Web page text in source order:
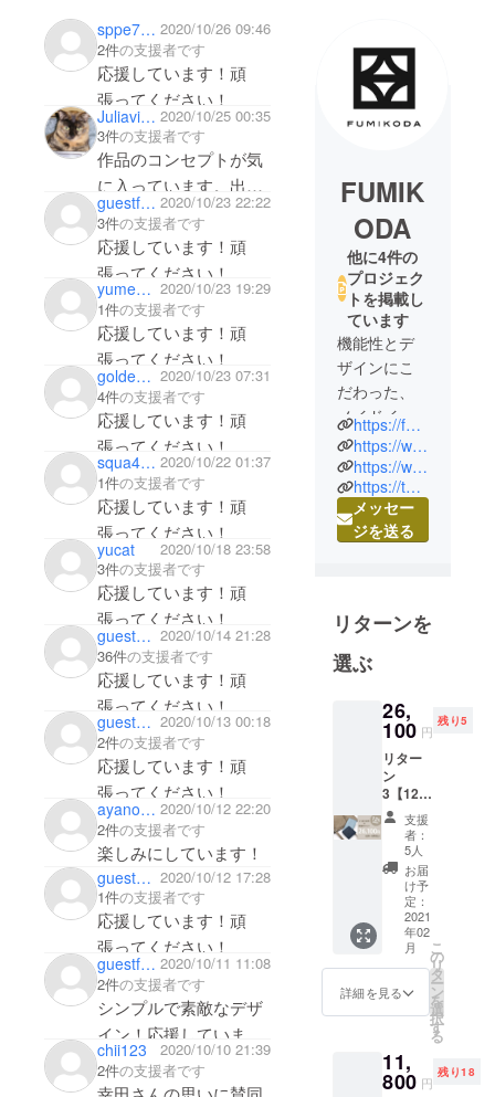
sppe7769 2020/10/26 09:46
2件の支援者です
応援しています！頑
張ってください！
Juliavi2008 2020/10/25 00:35
3件の支援者です
作品のコンセプトが気
に入っています。出来
上がりを楽しみにして
います。
guestf6d0e1a09d 2020/10/23 22:22
3件の支援者です
応援しています！頑
張ってください！
yumemiya7ryu 2020/10/23 19:29
1件の支援者です
応援しています！頑
張ってください！
goldenmayu 2020/10/23 07:31
4件の支援者です
応援しています！頑
張ってください！
squa4423 2020/10/22 01:37
1件の支援者です
応援しています！頑
張ってください！
yucat
2020/10/18 23:58
3件の支援者です
応援しています！頑
張ってください！
guest21ea6bcb00d4 2020/10/14 21:28
36件の支援者です
応援しています！頑
張ってください！
guestbd5c47eb9044 2020/10/13 00:18
2件の支援者です
応援しています！頑
張ってください！
ayanopisces 2020/10/12 22:20
2件の支援者です
楽しみにしています！
guest451d31b91334 2020/10/12 17:28
1件の支援者です
応援しています！頑
張ってください！
guestf97e0be51ff4 2020/10/11 11:08
2件の支援者です
シンプルで素敵なデザ
イン！応援しています
📣📣
chii123
2020/10/10 21:39
2件の支援者です
FUMIK
ODA
他に4件の
プロジェク
トを掲載し
ています
機能性とデ
ザインにこ
だわった、
メイドイン
ジャパンの
バッグブラ
ンド
「FUMIKOD
A」。ITコン
営するクリ
エイティブ
ディレク
フミが、日
本のテクノ
ロジーと伝
統工芸を活
用した地球
環境にやさ
しいアニマ
ルフリー素
し、機能性
の高いバッ
グをプロ
デュースし
ています。
https://fumikoda.jp/
https://www.instagram.com/fumikoda.official/
https://www.facebook.com/FUMIKODA.official/
https://twitter.com/FUMIKODA_
メッセー
ジを送る
リターンを
選ぶ
26,
100 円
残り5
リター
ン
3【12%
OFF・
送料無
料】 限
定10個
「ダ
ニー」
コンパ
クト2つ
折り財
布 & ス
マート
長財布
・2つ折
と長財
布のカ
支援
者：
5人
お届
け予
定：
2021
年02
月
詳細を見る
こ
の
リ
タ
ー
ン
を
選
択
す
る
11,
800 円
残り18